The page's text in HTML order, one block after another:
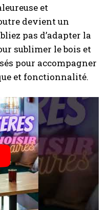
et
devient un
pas d’adapter la
sublimer le bois et
pour accompagner
et fonctionnalité.